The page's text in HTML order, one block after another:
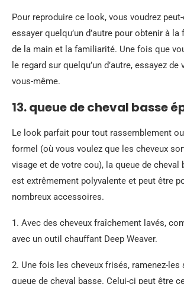
Pour reproduire ce look, vous voudrez peut-
essayer quelqu’un d’autre pour obtenir à
de la main et la familiarité. Une fois que
le regard sur quelqu’un d’autre, essayez
vous-même.
13. queue de cheval basse
Le look parfait pour tout rassemblement
formel (où vous voulez que les cheveux
visage et de votre cou), la queue de cheval
est extrêmement polyvalente et peut être
nombreux accessoires.
1. Avec des cheveux fraîchement lavés,
avec un outil chauffant Deep Weaver.
2. Une fois les cheveux frisés, ramenez-les
queue de cheval basse. Celui-ci peut être